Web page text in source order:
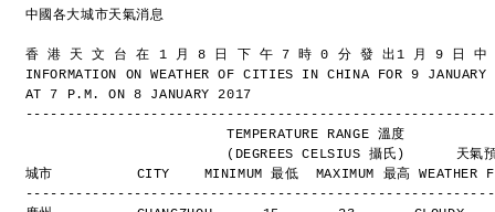
中國各大城市天氣消息
香 港 天 文 台 在 1 月 8 日 下 午 7 時 0 分 發 出1 月 9 日 中
INFORMATION ON WEATHER OF CITIES IN CHINA FOR 9
AT 7 P.M. ON 8 JANUARY 2017
                        TEMPERATURE RANGE 溫度
(DEGREES CELSIUS 攝氏)      天氣
城市          CITY    MINIMUM 最低  MAXIMUM 最高 WEATHER